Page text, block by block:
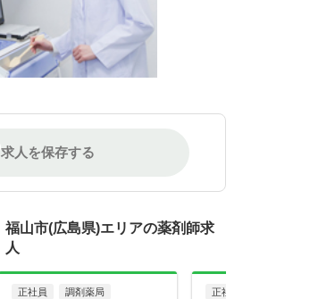
求人を保存する
福山市(広島県)エリアの薬剤師求
人
正社員 調剤薬局 正社員